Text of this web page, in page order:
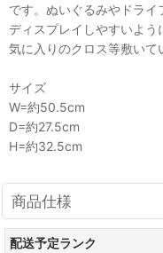
です。ぬいぐるみやドライ
ディスプレイしやすいよ
気に入りのクロス等敷いて
サイズ
W=約50.5cm
D=約27.5cm
H=約32.5cm
商品仕様
配送予定ランク